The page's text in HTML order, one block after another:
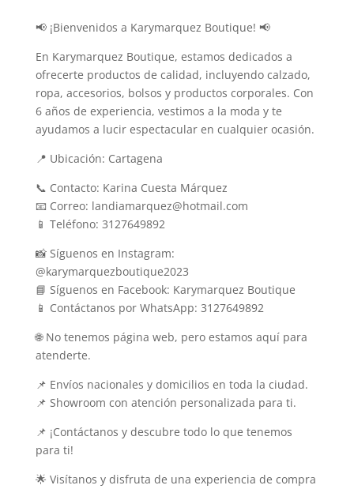
📢 ¡Bienvenidos a Karymarquez Boutique! 📢
En Karymarquez Boutique, estamos dedicados a
ofrecerte productos de calidad, incluyendo calzado,
ropa, accesorios, bolsos y productos corporales. Con
6 años de experiencia, vestimos a la moda y te
ayudamos a lucir espectacular en cualquier ocasión.
📍 Ubicación: Cartagena
📞 Contacto: Karina Cuesta Márquez
📧 Correo: landiamarquez@hotmail.com
📱 Teléfono: 3127649892
📸 Síguenos en Instagram:
@karymarquezboutique2023
📘 Síguenos en Facebook: Karymarquez Boutique
📱 Contáctanos por WhatsApp: 3127649892
🌐 No tenemos página web, pero estamos aquí para
atenderte.
📌 Envíos nacionales y domicilios en toda la ciudad.
📌 Showroom con atención personalizada para ti.
📌 ¡Contáctanos y descubre todo lo que tenemos
para ti!
🌟 Visítanos y disfruta de una experiencia de compra